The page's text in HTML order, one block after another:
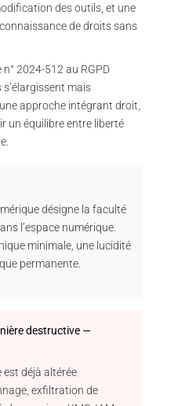
des outils, et une
de droits sans
2024-512 au RGPD
mais
approche intégrant droit,
un équilibre entre liberté
désigne la faculté
l’espace numérique.
minimale, une lucidité
permanente.
destructive —
est déjà altérée
exfiltration de